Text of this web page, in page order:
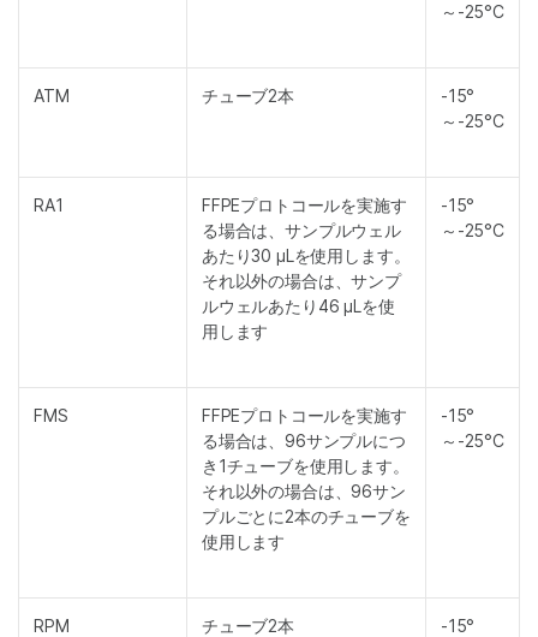
～-25°C
ATM チューブ2本
-15°
～-25°C
RA1
FFPEプロトコールを実施す
る場合は、サンプルウェル
あたり30 μLを使用します。
それ以外の場合は、サンプ
ルウェルあたり46 μLを使
用します
-15°
～-25°C
FMS
FFPEプロトコールを実施す
る場合は、96サンプルにつ
き1チューブを使用します。
それ以外の場合は、96サン
プルごとに2本のチューブを
使用します
-15°
～-25°C
RPM
チューブ2本
-15°